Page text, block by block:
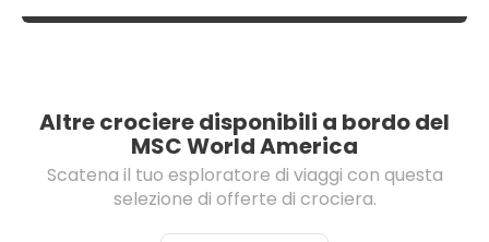
Altre crociere disponibili a bordo del
MSC World America
Scatena il tuo esploratore di viaggi con questa
selezione di offerte di crociera.